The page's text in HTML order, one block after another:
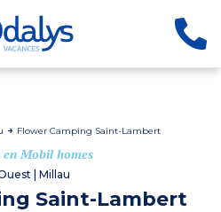
Flower Camping Saint-Lambert
Mobil homes
| Millau
Saint-Lambert